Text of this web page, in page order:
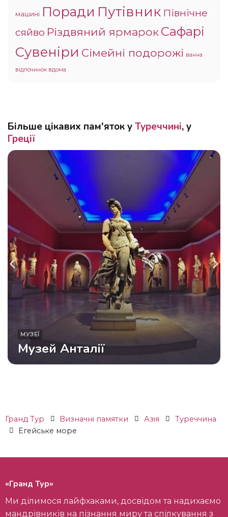
машині Поради Путівник Північне
сяйво Різдвяний ярмарокСафарі
Сувеніри Сімейні подорожі ванна
відпочинок вдома
Більше цікавих пам'яток уТуреччині, у
Греції
МУЗЕЇ
Музей Анталії
Гранд Тур Визначні памятки Азія
Туреччина
Егейське море
«Гранд Тур»
Ми ділимося лайфхаками, досвідом та надихаємо
мандрівників на пізнання миру та спілкування з